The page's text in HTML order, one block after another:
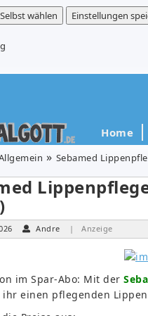
Selbst wählen Einstellungen
Home
Sebamed
Andre | Anzeige
im Spar-Abo: Mit der
ihr einen pflegenden